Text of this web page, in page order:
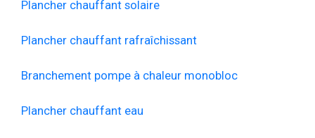
Plancher chauffant solaire
Plancher chauffant rafraîchissant
Branchement pompe à chaleur monobloc
Plancher chauffant eau